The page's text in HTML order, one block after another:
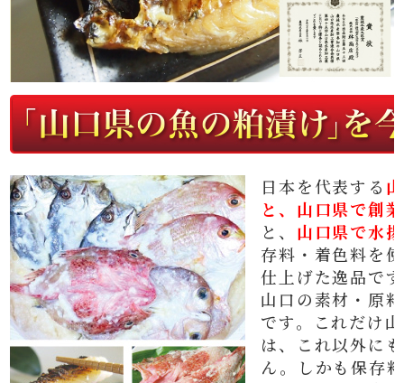
日本を代表する
と、山口県で創
と、 山口県で水
存料・着色料を
仕上げた逸品で
山口の素材・原
です。これだけ
は、これ以外に
ん。しかも保存